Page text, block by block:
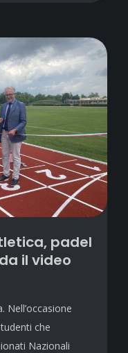
padel
il video
Nell’occasione
che
Nazionali